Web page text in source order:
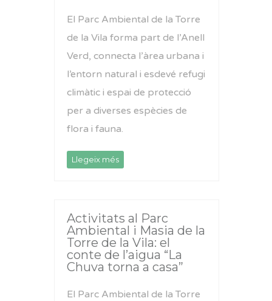
El Parc Ambiental de la Torre
de la Vila forma part de l’Anell
Verd, connecta l’àrea urbana i
l’entorn natural i esdevé refugi
climàtic i espai de protecció
per a diverses espècies de
flora i fauna.
Llegeix més
Activitats al Parc
Ambiental i Masia de la
Torre de la Vila: el
conte de l’aigua “La
Chuva torna a casa”
El Parc Ambiental de la Torre